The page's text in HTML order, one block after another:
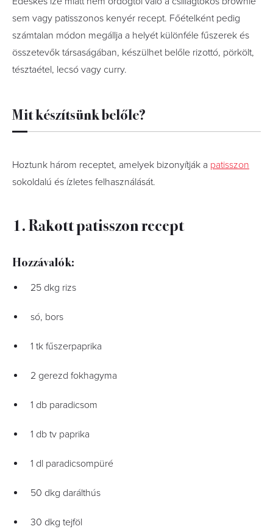
sem vagy patisszonos kenyér recept. Főételként pedig
számtalan módon megállja a helyét különféle fűszerek és
összetevők társaságában, készülhet belőle rizottó, pörkölt,
tésztaétel, lecsó vagy curry.
Mit készítsünk belőle?
Hoztunk három receptet, amelyek bizonyítják a patisszon
sokoldalú és ízletes felhasználását.
1. Rakott patisszon recept
Hozzávalók:
25 dkg rizs
só, bors
1 tk fűszerpaprika
2 gerezd fokhagyma
1 db paradicsom
1 db tv paprika
1 dl paradicsompüré
50 dkg darálthús
30 dkg tejföl